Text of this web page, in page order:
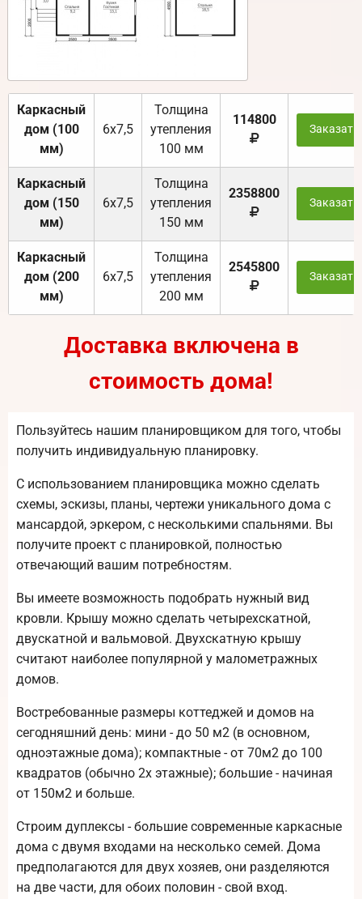
Каркасный
дом (100
мм)
6х7,5
Толщина
утепления
100 мм
114800
Заказать
Каркасный
дом (150
мм)
6х7,5
Толщина
утепления
150 мм
2358800
Заказать
Каркасный
дом (200
мм)
6х7,5
Толщина
утепления
200 мм
2545800
Заказать
Доставка включена в
стоимость дома!
Пользуйтесь нашим планировщиком для того, чтобы
получить индивидуальную планировку.
С использованием планировщика можно сделать
схемы, эскизы, планы, чертежи уникального дома с
мансардой, эркером, с несколькими спальнями. Вы
получите проект с планировкой, полностью
отвечающий вашим потребностям.
Вы имеете возможность подобрать нужный вид
кровли. Крышу можно сделать четырехскатной,
двускатной и вальмовой. Двухскатную крышу
считают наиболее популярной у малометражных
домов.
Востребованные размеры коттеджей и домов на
сегодняшний день: мини - до 50 м2 (в основном,
одноэтажные дома); компактные - от 70м2 до 100
квадратов (обычно 2х этажные); большие - начиная
от 150м2 и больше.
Строим дуплексы - большие современные каркасные
дома с двумя входами на несколько семей. Дома
предполагаются для двух хозяев, они разделяются
на две части, для обоих половин - свой вход.